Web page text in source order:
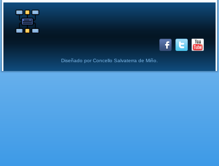
Diseñado por Concello Salvaterra de Miño.